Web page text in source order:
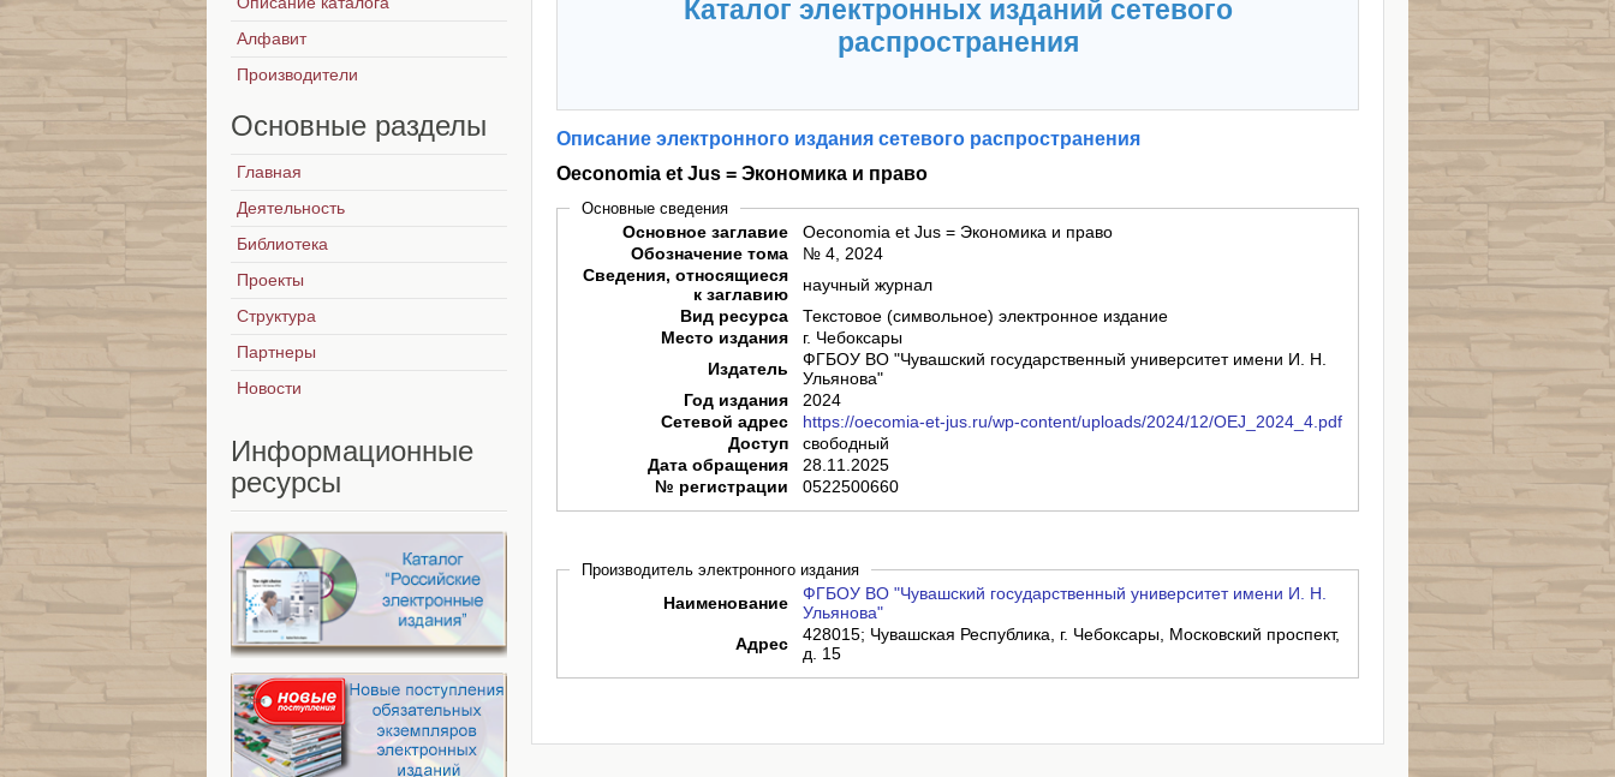
Каталог электронных изданий сетевого
распространения
Описание электронного издания сетевого распространения
Oeconomia et Jus = Экономика и право
Основные сведения
Основное заглавие
Oeconomia et Jus = Экономика и право
Обозначение тома
№ 4, 2024
Сведения, относящиеся
к заглавию
научный журнал
Вид ресурса
Текстовое (символьное) электронное издание
Место издания
г. Чебоксары
Издатель
ФГБОУ ВО "Чувашский государственный университет имени И. Н.
Ульянова"
Год издания
2024
Сетевой адрес
https://oecomia-et-jus.ru/wp-content/uploads/2024/12/OEJ_2024_4.pdf
Доступ
свободный
Дата обращения
28.11.2025
№ регистрации
0522500660
Производитель электронного издания
Наименование
ФГБОУ ВО "Чувашский государственный университет имени И. Н.
Ульянова"
Адрес
428015; Чувашская Республика, г. Чебоксары, Московский проспект,
д. 15
Алфавит
Производители
Основные разделы
Главная
Деятельность
Библиотека
Проекты
Структура
Партнеры
Новости
Информационные
ресурсы